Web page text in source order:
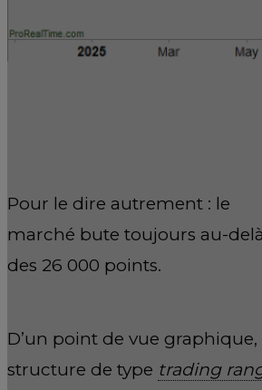
Pour le dire autrement : le
marché bute toujours au-delà
des 26 000 points.
D’un point de vue graphique,
structure de type trading